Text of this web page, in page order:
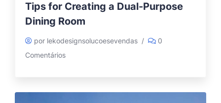
Tips for Creating a Dual-Purpose
Dining Room
por lekodesignsolucoesevendas /
0
Comentários